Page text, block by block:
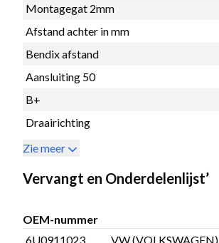
Montagegat 2mm
Afstand achter in mm
Bendix afstand
Aansluiting 50
B+
Draairichting
Zie meer
Vervangt en Onderdelenlijst’
OEM-nummer
6U0911023
VW (VOLKSWAGEN)